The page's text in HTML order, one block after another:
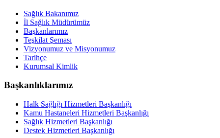
Sağlık Bakanımız
İl Sağlık Müdürümüz
Başkanlarımız
Teşkilat Şeması
Vizyonumuz ve Misyonumuz
Tarihçe
Kurumsal Kimlik
Başkanlıklarımız
Halk Sağlığı Hizmetleri Başkanlığı
Kamu Hastaneleri Hizmetleri Başkanlığı
Sağlık Hizmetleri Başkanlığı
Destek Hizmetleri Başkanlığı